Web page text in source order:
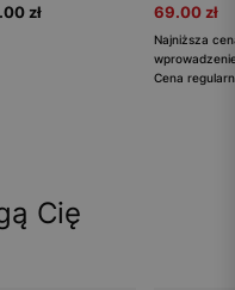
zł
69.00 zł
Najniższa
Cena
Cię